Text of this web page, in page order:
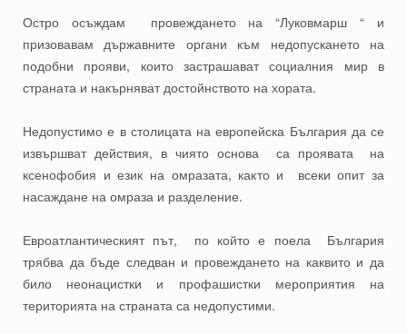
Остро осъждам провеждането на “Луковмарш “ и
призовавам държавните органи към недопускането на
подобни прояви, които застрашават социалния мир в
страната и накърняват достойнството на хората.
Недопустимо е в столицата на европейска България да се
извършват действия, в чиято основа са проявата на
ксенофобия и език на омразата, както и всеки опит за
насаждане на омраза и разделение.
Евроатлантическият път, по който е поела България
трябва да бъде следван и провеждането на каквито и да
било неонацистки и профашистки мероприятия на
територията на страната са недопустими.